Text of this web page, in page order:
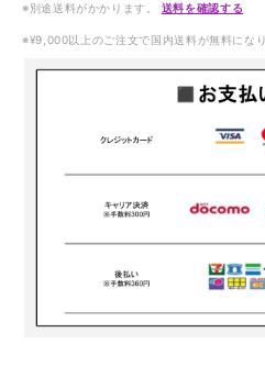
※別途送料がかかります。 送料を確認する
※¥9,000以上のご注文で国内送料が無料になり